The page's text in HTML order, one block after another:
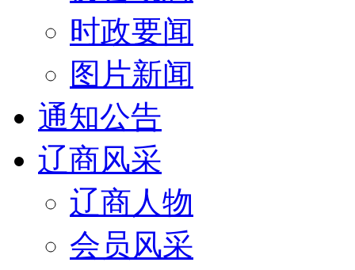
时政要闻
图片新闻
通知公告
辽商风采
辽商人物
会员风采